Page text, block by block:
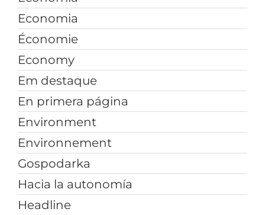
Economia
Économie
Economy
Em destaque
En primera página
Environment
Environnement
Gospodarka
Hacia la autonomía
Headline